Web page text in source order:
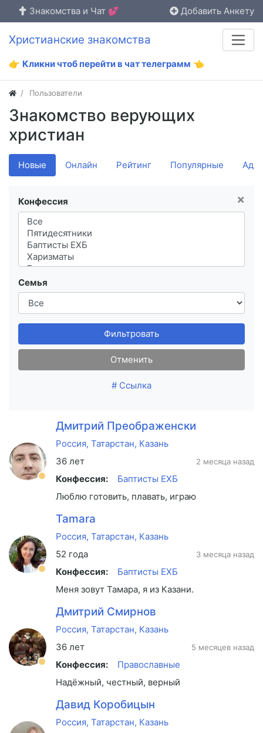
Знакомства и Чат 💕 Добавить Анкету
Христианские знакомства
👉 Кликни чтоб перейти в чат телеграмм 👈
Пользователи
Знакомство верующих
христиан
Новые Онлайн Рейтинг Популярные
×
Конфессия
Семья
Фильтровать
Отменить
# Ссылка
Дмитрий Преображенский
Россия, Татарстан, Казань
36 лет
Конфессия:
Баптисты ЕХБ
Люблю готовить, плавать, играю в группе
2 месяца назад
Tamara
Россия, Татарстан, Казань
52 года
Конфессия:
Баптисты ЕХБ
Меня зовут Тамара, я из Казани. У меня
3 месяца назад
Дмитрий Смирнов
Россия, Татарстан, Казань
36 лет
Конфессия:
Православные
Надёжный, честный, верный
5 месяцев назад
Давид Коробицын
Россия, Татарстан, Казань